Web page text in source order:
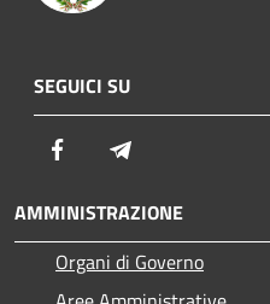
SEGUICI SU
Facebook
AMMINISTRAZIONE
Organi di Governo